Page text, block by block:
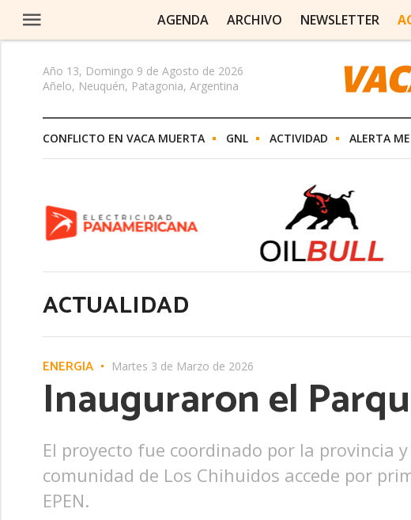
AGENDA ARCHIVO NEWSLETTER
Año 13, Domingo 9 de Agosto de 2026
Añelo, Neuquén, Patagonia, Argentina
CONFLICTO EN VACA MUERTA GNL ACTIVIDAD ALERTA
ACTUALIDAD
ENERGÍA Martes 3 de Marzo de 2026
Inauguraron el
El proyecto fue coordinado por la provincia
comunidad de Los Chihuidos accede por
EPEN.